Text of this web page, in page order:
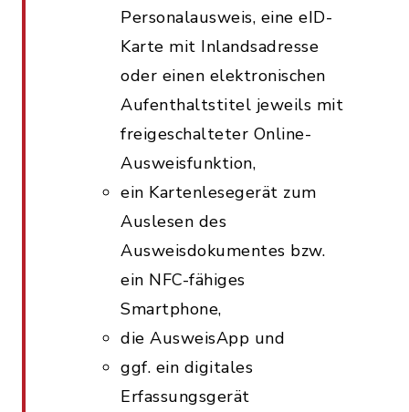
Personalausweis, eine eID-
Karte mit Inlandsadresse
oder einen elektronischen
Aufenthaltstitel jeweils mit
freigeschalteter Online-
Ausweisfunktion,
ein Kartenlesegerät zum
Auslesen des
Ausweisdokumentes bzw.
ein NFC-fähiges
Smartphone,
die AusweisApp und
ggf. ein digitales
Erfassungsgerät